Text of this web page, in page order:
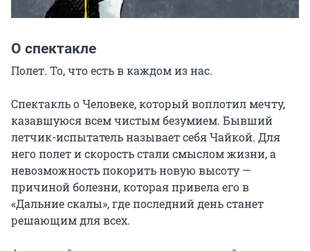
О спектакле
Полет. То, что есть в каждом из нас.
Спектакль о Человеке, который воплотил мечту,
казавшуюся всем чистым безумием. Бывший
летчик-испытатель называет себя Чайкой. Для
него полет и скорость стали смыслом жизни, а
невозможность покорить новую высоту —
причиной болезни, которая привела его в
«Дальние скалы», где последний день станет
решающим для всех.